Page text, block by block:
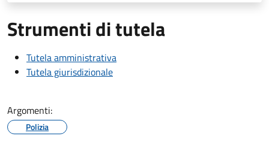
Strumenti di tutela
Tutela amministrativa
Tutela giurisdizionale
Argomenti:
Polizia